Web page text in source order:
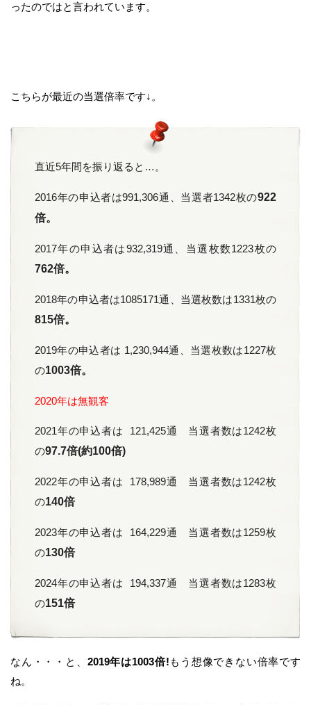
ったのではと言われています。
こちらが最近の当選倍率です↓。
直近5年間を振り返ると…。
2016年の申込者は991,306通、当選者1342枚の922
倍。
2017年の申込者は932,319通、当選枚数1223枚の
762倍。
2018年の申込者は1085171通、当選枚数は1331枚の
815倍。
2019年の申込者は 1,230,944通、当選枚数は1227枚
の1003倍。
2020年は無観客
2021年の申込者は 121,425通 当選者数は1242枚
の97.7倍(約100倍)
2022年の申込者は 178,989通 当選者数は1242枚
の140倍
2023年の申込者は 164,229通 当選者数は1259枚
の130倍
2024年の申込者は 194,337通 当選者数は1283枚
の151倍
なん・・・と、 2019年は1003倍!もう想像できない倍率です
ね。